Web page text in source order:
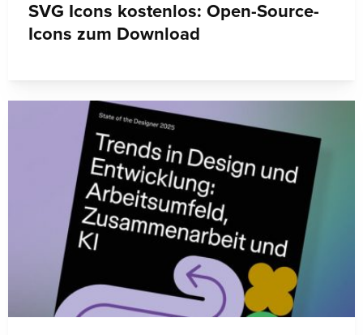
SVG Icons kostenlos: Open-Source-
Icons zum Download